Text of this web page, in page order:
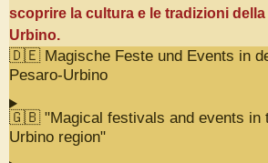
scoprire la cultura e le tradizioni
Urbino.
🇩🇪 Magische Feste und Events in
Pesaro-Urbino
🇬🇧 "Magical festivals and events in
Urbino region"